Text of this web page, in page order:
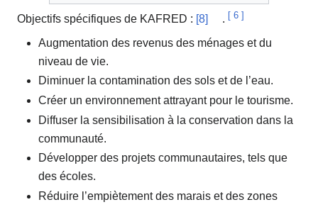
Objectifs spécifiques de KAFRED : [8] . [ 6 ]
Augmentation des revenus des ménages et du
niveau de vie.
Diminuer la contamination des sols et de l’eau.
Créer un environnement attrayant pour le tourisme.
Diffuser la sensibilisation à la conservation dans la
communauté.
Développer des projets communautaires, tels que
des écoles.
Réduire l’empiètement des marais et des zones